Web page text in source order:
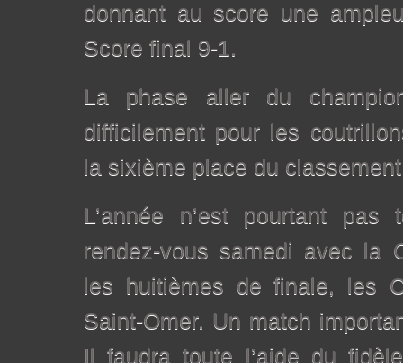
donnant au score une
Score final 9-1.
La phase aller du
difficilement pour les
la sixième place du
L’année n’est pourtant
rendez-vous samedi avec la
les huitièmes de finale, les
Saint-Omer. Un match
Il faudra toute l’aide du